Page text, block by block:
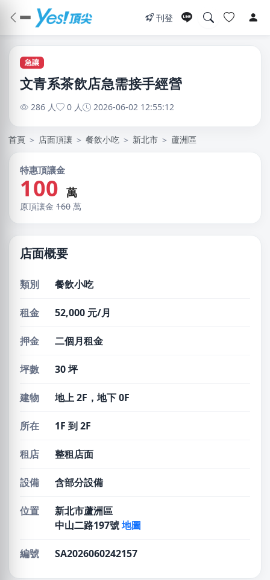
刊登
急讓
文青系茶飲店急需接手經營
286 人 0 人 2026-06-02 12:55:12
首頁 ＞ 店面頂讓 ＞ 餐飲小吃 ＞ 新北市 ＞ 蘆洲區
特惠頂讓金
100 萬
原頂讓金 160 萬
店面概要
類別 餐飲小吃
租金 52,000 元/月
押金 二個月租金
坪數 30 坪
建物 地上 2F，地下 0F
所在 1F 到 2F
租店 整租店面
設備 含部分設備
位置
新北市蘆洲區
中山二路197號地圖
編號 SA2026060242157